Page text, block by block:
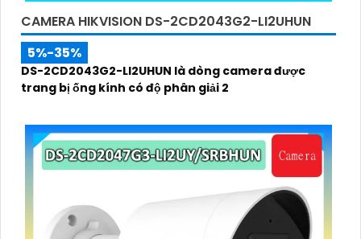
CAMERA HIKVISION DS-2CD2043G2-LI2UHUN
5%-35%
DS-2CD2043G2-LI2UHUN là dòng camera được
trang bị ống kính có độ phân giải 2